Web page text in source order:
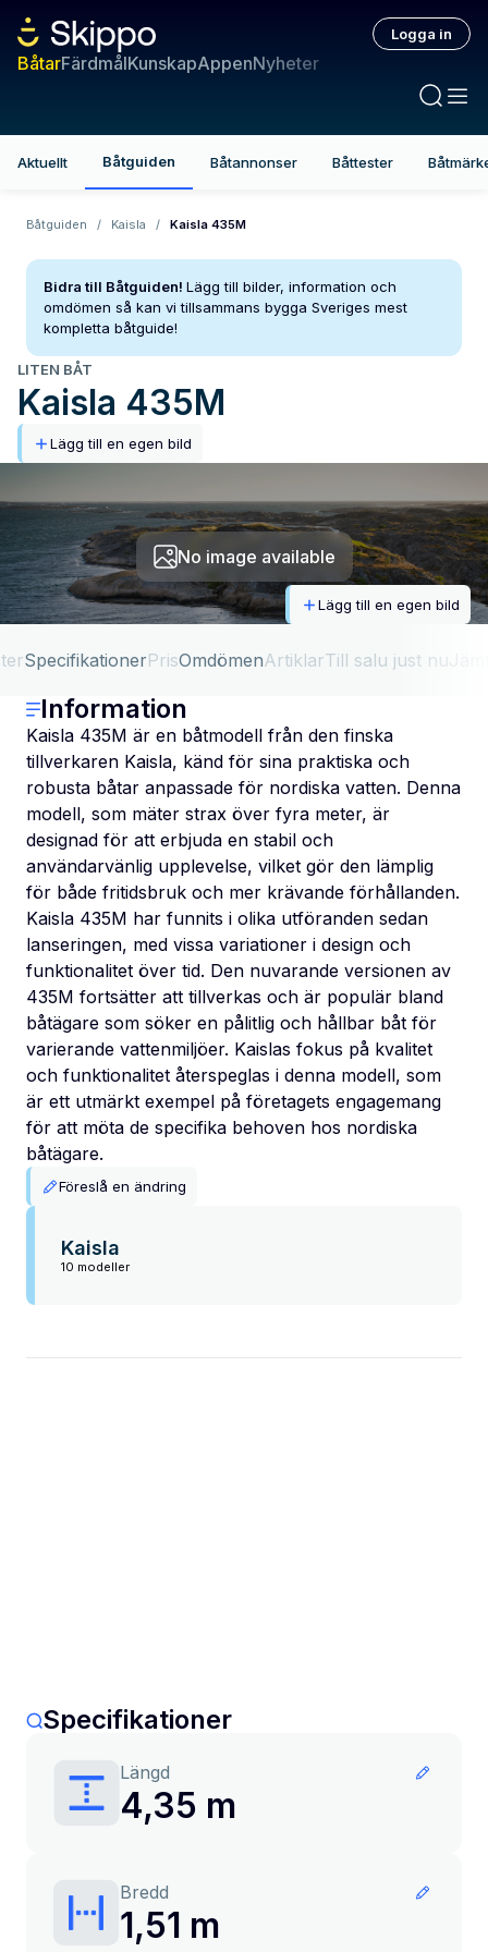
BåtarFärdmålKunskapAppenNyheter
Logga in
Aktuellt Båtguiden Båtannonser Båttester
Båtguiden / Kaisla / Kaisla 435M
Bidra till Båtguiden! Lägg till bilder, information och
omdömen så kan vi tillsammans bygga Sveriges mest
kompletta båtguide!
LITEN BÅT
Kaisla 435M
Lägg till en egen bild
No image available
Lägg till en egen bild
SpecifikationerPrisOmdömenArtiklarTill salu just nu
Information
Kaisla 435M är en båtmodell från den finska
tillverkaren Kaisla, känd för sina praktiska och
robusta båtar anpassade för nordiska vatten. Denna
modell, som mäter strax över fyra meter, är
designad för att erbjuda en stabil och
användarvänlig upplevelse, vilket gör den lämplig
för både fritidsbruk och mer krävande förhållanden.
Kaisla 435M har funnits i olika utföranden sedan
lanseringen, med vissa variationer i design och
funktionalitet över tid. Den nuvarande versionen av
435M fortsätter att tillverkas och är populär bland
båtägare som söker en pålitlig och hållbar båt för
varierande vattenmiljöer. Kaislas fokus på kvalitet
och funktionalitet återspeglas i denna modell, som
är ett utmärkt exempel på företagets engagemang
för att möta de specifika behoven hos nordiska
båtägare.
Föreslå en ändring
Kaisla
10 modeller
Specifikationer
Längd
4,35 m
Bredd
1,51 m